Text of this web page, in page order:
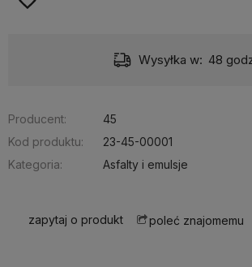
Wysyłka w: 48
Producent:
45
Kod produktu:
23-45-00001
Kategoria:
Asfalty i emulsje
zapytaj o produkt poleć znajomemu